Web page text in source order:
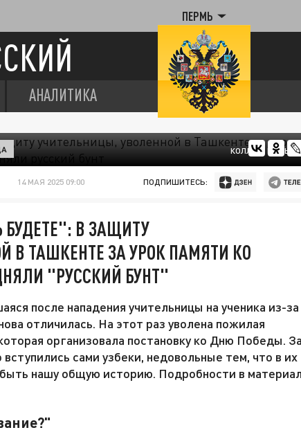
ПЕРМЬ
АНАЛИТИКА
КОЛЛАЖ
14 МАЯ 2025 09:00 ПОДПИШИТЕСЬ:
В ЗАЩИТУ
В ТАШКЕНТЕ ЗА УРОК ПАМЯТИ КО
"РУССКИЙ БУНТ"
после нападения учительницы на ученика из-за
отличилась. На этот раз уволена пожилая
организовала постановку ко Дню Победы. За
сами узбеки, недовольные тем, что в их
нашу общую историю. Подробности в